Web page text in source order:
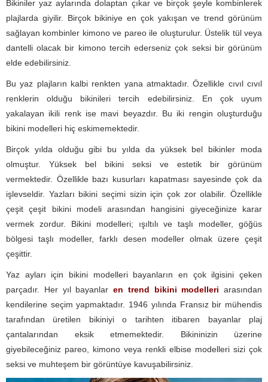
Bikiniler yaz aylarında dolaptan çıkar ve birçok şeyle kombinlerek
plajlarda giyilir. Birçok bikiniye en çok yakışan ve trend görünüm
sağlayan kombinler kimono ve pareo ile oluşturulur. Üstelik tül veya
dantelli olacak bir kimono tercih ederseniz çok seksi bir görünüm
elde edebilirsiniz.
Bu yaz plajların kalbi renkten yana atmaktadır. Özellikle cıvıl cıvıl
renklerin olduğu bikinileri tercih edebilirsiniz. En çok uyum
yakalayan ikili renk ise mavi beyazdır. Bu iki rengin oluşturduğu
bikini modelleri hiç eskimemektedir.
Birçok yılda olduğu gibi bu yılda da yüksek bel bikinler moda
olmuştur. Yüksek bel bikini seksi ve estetik bir görünüm
vermektedir. Özellikle bazı kusurları kapatması sayesinde çok da
işlevseldir. Yazları bikini seçimi sizin için çok zor olabilir. Özellikle
çeşit çeşit bikini modeli arasından hangisini giyeceğinize karar
vermek zordur. Bikini modelleri; ışıltılı ve taşlı modeller, göğüs
bölgesi taşlı modeller, farklı desen modeller olmak üzere çeşit
çeşittir.
Yaz ayları için bikini modelleri bayanların en çok ilgisini çeken
parçadır. Her yıl bayanlar en trend bikini modelleri arasından
kendilerine seçim yapmaktadır. 1946 yılında Fransız bir mühendis
tarafından üretilen bikiniyi o tarihten itibaren bayanlar plaj
çantalarından eksik etmemektedir. Bikininizin üzerine
giyebileceğiniz pareo, kimono veya renkli elbise modelleri sizi çok
seksi ve muhteşem bir görüntüye kavuşabilirsiniz.